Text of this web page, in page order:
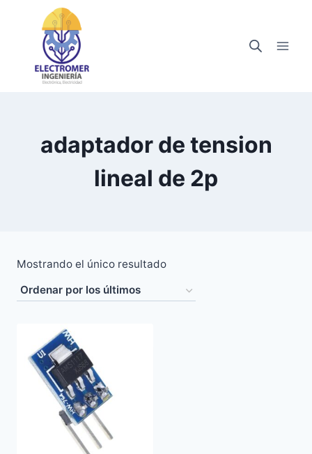
contenido
adaptador de tension
lineal de 2p
Mostrando el único resultado